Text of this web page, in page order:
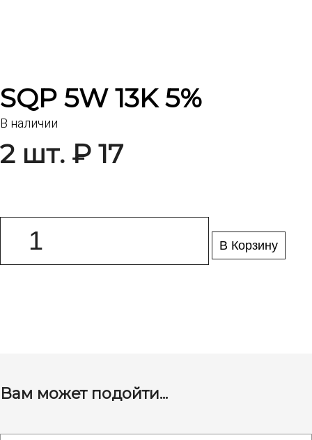
SQP 5W 13K 5%
В наличии
2 шт. ₽ 17
В Корзину
Вам может подойти...